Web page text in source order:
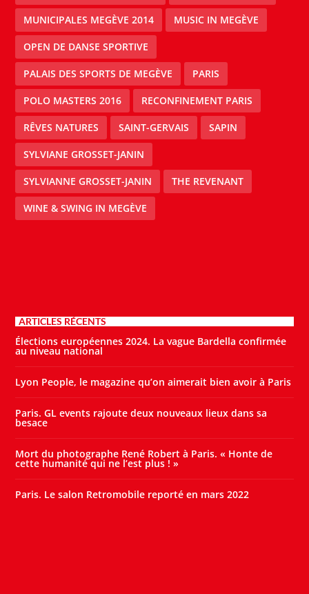
MUNICIPALES MEGÈVE 2014 MUSIC IN MEGÈVE
OPEN DE DANSE SPORTIVE
PALAIS DES SPORTS DE MEGÈVE PARIS
POLO MASTERS 2016 RECONFINEMENT PARIS
RÊVES NATURES SAINT-GERVAIS SAPIN
SYLVIANE GROSSET-JANIN
SYLVIANNE GROSSET-JANIN THE REVENANT
WINE & SWING IN MEGÈVE
ARTICLES RÉCENTS
Élections européennes 2024. La vague Bardella confirmée
au niveau national
Lyon People, le magazine qu’on aimerait bien avoir à Paris
Paris. GL events rajoute deux nouveaux lieux dans sa
besace
Mort du photographe René Robert à Paris. « Honte de
cette humanité qui ne l’est plus ! »
Paris. Le salon Retromobile reporté en mars 2022